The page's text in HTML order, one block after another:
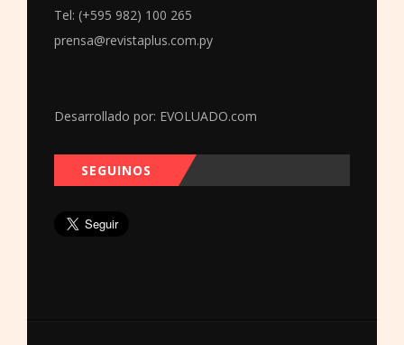
Tel: (+595 982) 100 265
prensa@revistaplus.com.py
Desarrollado por: EVOLUADO.com
SEGUINOS